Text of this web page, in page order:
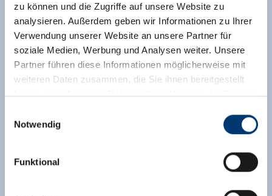
zu können und die Zugriffe auf unsere Website zu
analysieren. Außerdem geben wir Informationen zu Ihrer
Verwendung unserer Website an unsere Partner für
soziale Medien, Werbung und Analysen weiter. Unsere
Partner führen diese Informationen möglicherweise mit
weiteren Daten zusammen, die Sie ihnen bereitgestellt
haben oder die sie im Rahmen Ihrer Nutzung der Dienste
Rohr 23// A-6280 Zell am Ziller
Notwendig
Funktional